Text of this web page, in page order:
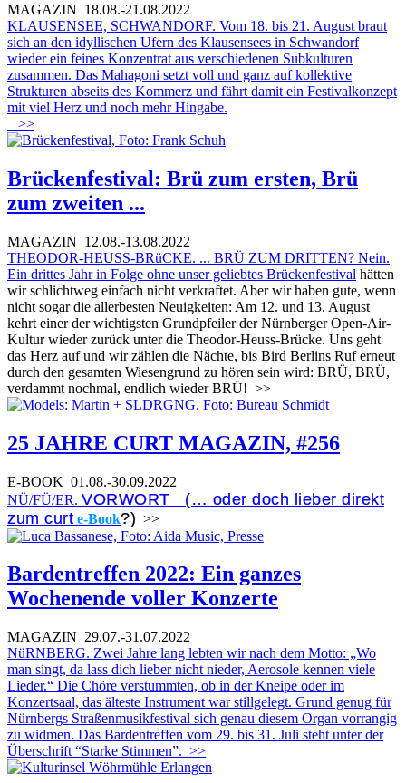
MAGAZIN 18.08.-21.08.2022
KLAUSENSEE, SCHWANDORF. Vom 18. bis 21. August braut
sich an den idyllischen Ufern des Klausensees in Schwandorf
wieder ein feines Konzentrat aus verschiedenen Subkulturen
zusammen. Das Mahagoni setzt voll und ganz auf kollektive
Strukturen abseits des Kommerz und fährt damit ein Festivalkonzept
mit viel Herz und noch mehr Hingabe.
>>
Brückenfestival: Brü zum ersten, Brü
zum zweiten ...
MAGAZIN 12.08.-13.08.2022
THEODOR-HEUSS-BRüCKE. ... BRÜ ZUM DRITTEN? Nein.
Ein drittes Jahr in Folge ohne unser geliebtes Brückenfestival hätten
wir schlichtweg einfach nicht verkraftet. Aber wir haben gute, wenn
nicht sogar die allerbesten Neuigkeiten: Am 12. und 13. August
kehrt einer der wichtigsten Grundpfeiler der Nürnberger Open-Air-
Kultur wieder zurück unter die Theodor-Heuss-Brücke. Uns geht
das Herz auf und wir zählen die Nächte, bis Bird Berlins Ruf erneut
durch den gesamten Wiesengrund zu hören sein wird: BRÜ, BRÜ,
verdammt nochmal, endlich wieder BRÜ! >>
25 JAHRE CURT MAGAZIN, #256
E-BOOK 01.08.-30.09.2022
NÜ/FÜ/ER. VORWORT (… oder doch lieber direkt
zum curt e-Book?) >>
Bardentreffen 2022: Ein ganzes
Wochenende voller Konzerte
MAGAZIN 29.07.-31.07.2022
NüRNBERG. Zwei Jahre lang lebten wir nach dem Motto: „Wo
man singt, da lass dich lieber nicht nieder, Aerosole kennen viele
Lieder.“ Die Chöre verstummten, ob in der Kneipe oder im
Konzertsaal, das älteste Instrument war stillgelegt. Grund genug für
Nürnbergs Straßenmusikfestival sich genau diesem Organ vorrangig
zu widmen. Das Bardentreffen vom 29. bis 31. Juli steht unter der
Überschrift “Starke Stimmen”. >>